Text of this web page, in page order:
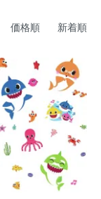
価格順 新着順